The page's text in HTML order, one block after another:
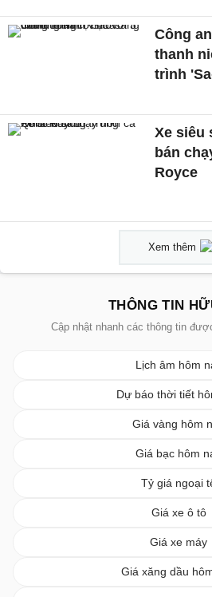
Công
thanh
trình
Xe siêu
bán
Royce
Xem thêm
THÔNG TIN
Cập nhật nhanh các thông tin
Lịch âm hôm
Dự báo thời tiết
Giá vàng hôm
Giá bạc hôm
Tỷ giá ngoại
Giá xe ô tô
Giá xe máy
Giá xăng dầu